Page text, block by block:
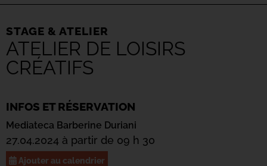
STAGE & ATELIER
ATELIER DE LOISIRS
CRÉATIFS
INFOS ET RÉSERVATION
Mediateca Barberine Duriani
27.04.2024 à partir de 09 h 30
Ajouter au calendrier